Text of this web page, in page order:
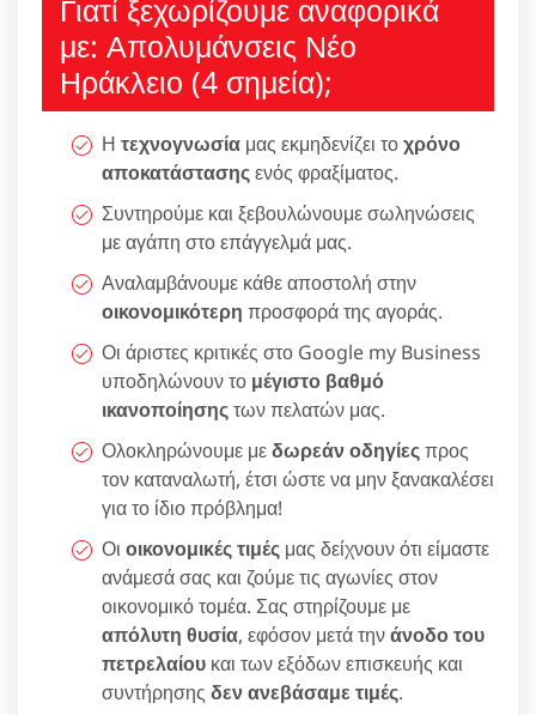
Γιατί ξεχωρίζουμε αναφορικά
με: Απολυμάνσεις Νέο
Ηράκλειο (4 σημεία);
Η τεχνογνωσία μας εκμηδενίζει τοχρόνο
αποκατάστασηςενός φραξίματος.
Συντηρούμε και ξεβουλώνουμε σωληνώσεις
με αγάπη στο επάγγελμά μας.
Αναλαμβάνουμε κάθε αποστολή στην
οικονομικότερη προσφορά της αγοράς.
Οι άριστες κριτικές στο Google my Business
υποδηλώνουν το μέγιστο βαθμό
ικανοποίησηςτων πελατών μας.
Ολοκληρώνουμε μεδωρεάν οδηγίεςπρος
τον καταναλωτή, έτσι ώστε να μην ξανακαλέσει
για το ίδιο πρόβλημα!
Οι οικονομικές τιμές μας δείχνουν ότι είμαστε
ανάμεσά σας και ζούμε τις αγωνίες στον
οικονομικό τομέα. Σας στηρίζουμε με
απόλυτη θυσία, εφόσον μετά τηνάνοδο του
πετρελαίου και των εξόδων επισκευής και
συντήρησης δεν ανεβάσαμε τιμές.